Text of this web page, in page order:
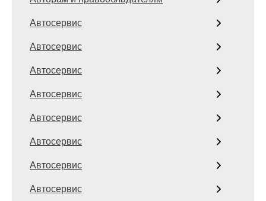
Автосервис
Автосервис
Автосервис
Автосервис
Автосервис
Автосервис
Автосервис
Автосервис